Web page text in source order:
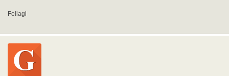
Fellagi